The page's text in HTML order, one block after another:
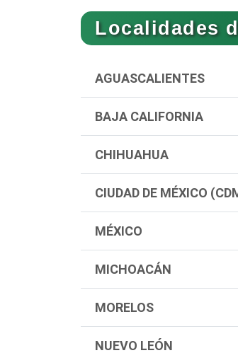
Localidades
AGUASCALIENTES
BAJA CALIFORNIA
CHIHUAHUA
CIUDAD DE MÉXICO
MÉXICO
MICHOACÁN
MORELOS
NUEVO LEÓN